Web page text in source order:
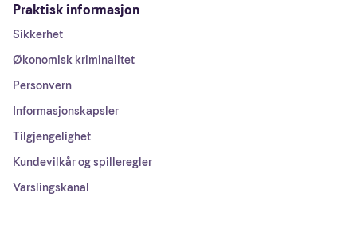
Praktisk informasjon
Sikkerhet
Økonomisk kriminalitet
Personvern
Informasjonskapsler
Tilgjengelighet
Kundevilkår og spilleregler
Varslingskanal